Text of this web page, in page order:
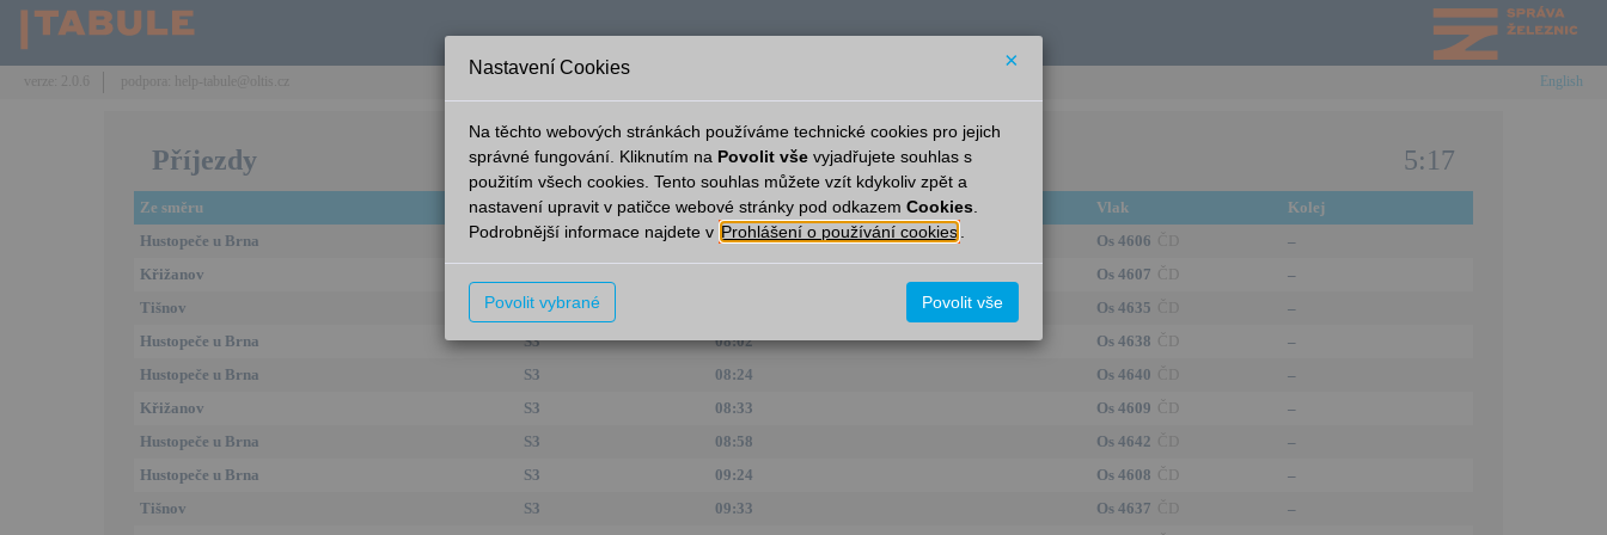
English
Příjezdy Žabčice 5:17
Ze směru Linka Pravidelný Aktuální Vlak
Kolej
Hustopeče u Brna
S3 07:24 Os 4606
–
Křižanov
Os 4607 ČD
–
Tišnov
S3 Os 4635
–
Hustopeče u Brna
S3 08:02 Os 4638 ČD
–
Hustopeče u Brna
S3 08:24 Os 4640
–
Křižanov
S3 08:33 Os 4609 ČD
–
Hustopeče u Brna
S3 08:58 Os 4642
–
Hustopeče u Brna
S3 09:24 Os 4608 ČD
–
Tišnov
S3 09:33 Os 4637
–
Nastavení Cookies ×
Na těchto webových stránkách používáme technické cookies pro jejich
správné fungování. Kliknutím na Povolit vše vyjadřujete souhlas s
použitím všech cookies. Tento souhlas můžete vzít kdykoliv zpět a
nastavení upravit v patičce webové stránky pod odkazem Cookies
Podrobnější informace najdete v Prohlášení o používání cookies
Povolit vybrané Povolit vše